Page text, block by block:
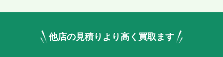
他店の見積りより高く買取ます